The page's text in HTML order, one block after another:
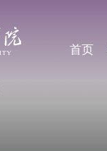
首页